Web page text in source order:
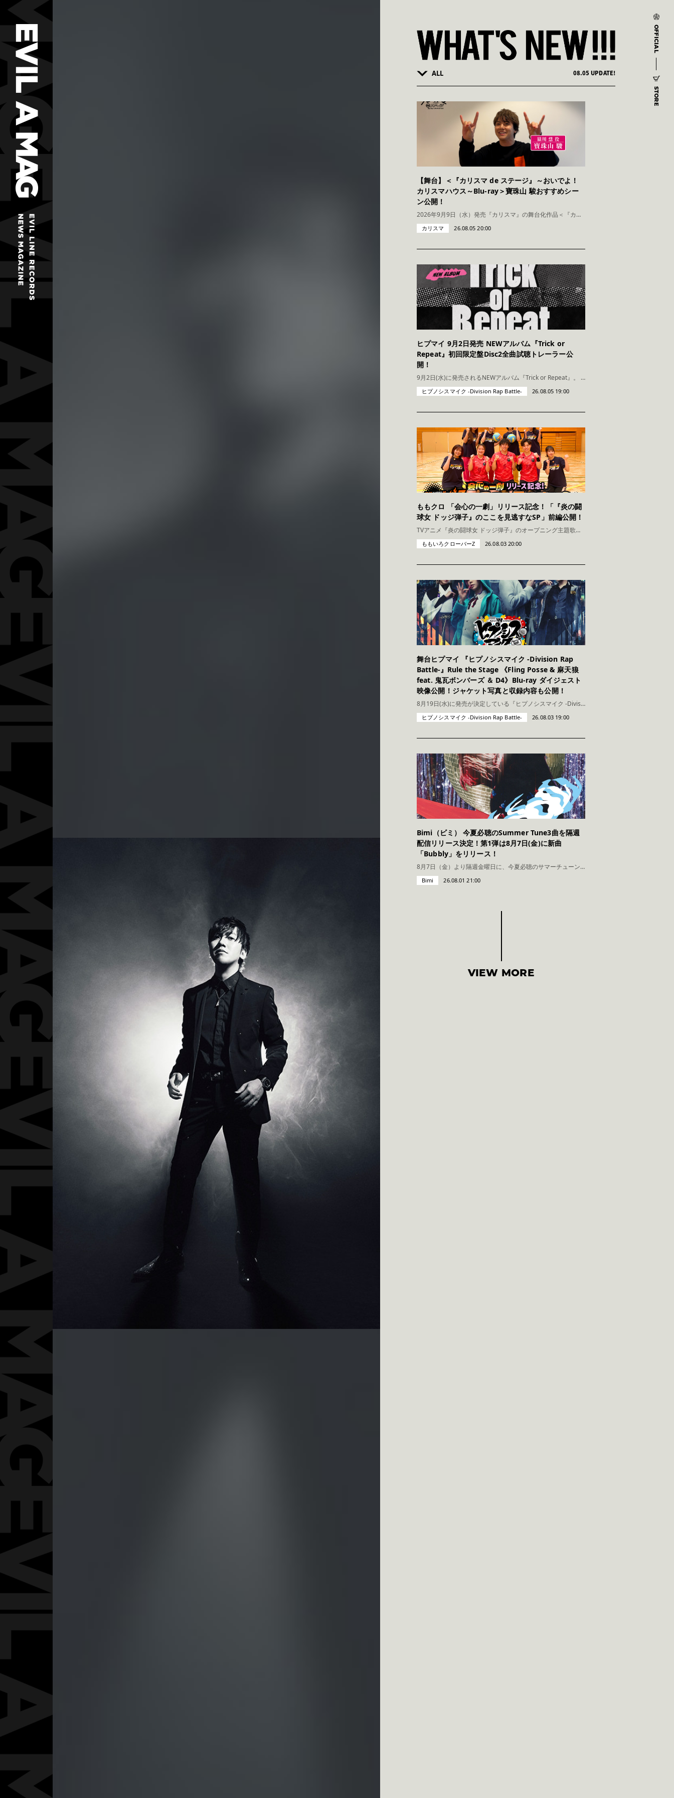
OFFICIAL
STORE
ALL 08.05 UPDATE!
【舞台】＜『カリスマ de ステージ』～おいでよ！
カリスマハウス～Blu-ray＞寶珠山 駿おすすめシー
ン公開！
2026年9月9日（水）発売『カリスマ』の舞台化作品＜『カリスマ de ステージ』～おいでよ！カリスマハウス～＞Blu-ray より、猿川 慧役 寶珠山 駿のおすすめシーンが公式YouTubeで公開さ
カリスマ 26.08.05 20:00
ヒプマイ 9月2日発売 NEWアルバム『Trick or
Repeat』初回限定盤Disc2全曲試聴トレーラー公
開！
9月2日(水)に発売されるNEWアルバム『Trick or Repeat』。 本作は初回限定盤と通常盤の2形態で発売されますが、初回限定盤にのみ収録されるDisc2の全曲試聴トレーラーが公開されまし
ヒプノシスマイク -Division Rap Battle- 26.08.05 19:00
ももクロ 「会心の一劇」リリース記念！「『炎の闘
球女 ドッジ弾子』のここを見逃すなSP」前編公開！
TVアニメ『炎の闘球女 ドッジ弾子』のオープニング主題歌である、ももいろクローバーZの最新曲「会心の一劇」の配信リリースを記念して、「TVアニメ『炎の闘球女 ドッジ弾子』のここを見逃すなSP」前編映像
ももいろクローバーZ 26.08.03 20:00
舞台ヒプマイ 『ヒプノシスマイク -Division Rap
Battle-』Rule the Stage 《Fling Posse & 麻天狼
feat. 鬼瓦ボンバーズ ＆ D4》Blu-ray ダイジェスト
映像公開！ジャケット写真と収録内容も公開！
8月19日(水)に発売が決定している『ヒプノシスマイク -Division Rap Battle-』Rule the Stage《Fling Posse & 麻天狼 feat. 鬼瓦ボンバーズ
ヒプノシスマイク -Division Rap Battle- 26.08.03 19:00
Bimi（ビミ） 今夏必聴のSummer Tune3曲を隔週
配信リリース決定！第1弾は8月7日(金)に新曲
「Bubbly」をリリース！
8月7日（金）より隔週金曜日に、今夏必聴のサマーチューン3曲を連続配信リリースすることが発表されました！ その第1弾楽曲として、8月7日（金）に「Bubbly」を配信リリースすることが決定し、ジャケ
Bimi 26.08.01 21:00
VIEW MORE